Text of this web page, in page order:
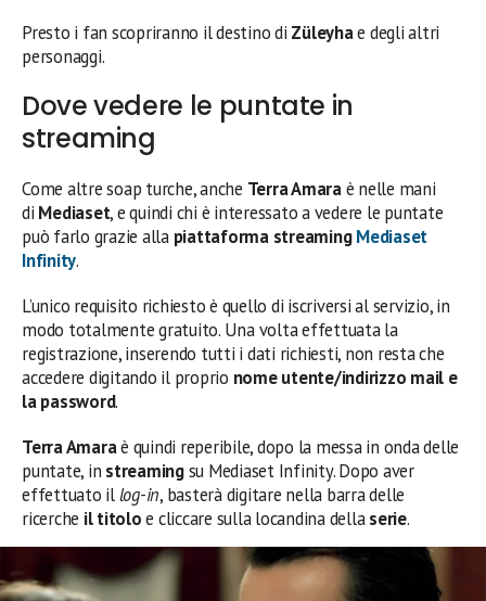
Presto i fan scopriranno il destino di Züleyhae degli altri
personaggi.
Dove vedere le puntate in
streaming
Come altre soap turche, anche Terra Amaraè nelle mani
di Mediaset, e quindi chi è interessato a vedere le puntate
può farlo grazie alla piattaforma streamingMediaset
Infinity.
L’unico requisito richiesto è quello di iscriversi al servizio, in
modo totalmente gratuito. Una volta effettuata la
registrazione, inserendo tutti i dati richiesti, non resta che
accedere digitando il proprio nome utente/indirizzo mail e
la password.
Terra Amaraè quindi reperibile, dopo la messa in onda delle
puntate, in streamingsu Mediaset Infinity. Dopo aver
effettuato illog-in, basterà digitare nella barra delle
ricerche il titoloe cliccare sulla locandina dellaserie.